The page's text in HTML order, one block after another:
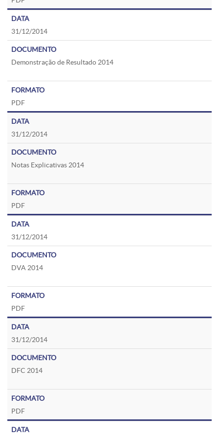
31/12/2014
Demonstração de Resultado 2014
PDF
31/12/2014
Notas Explicativas 2014
PDF
31/12/2014
DVA 2014
PDF
31/12/2014
DFC 2014
PDF